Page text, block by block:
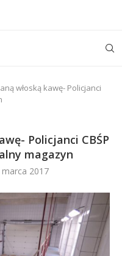
włoską kawę- Policjanci
Policjanci CBŚP
magazyn
marca 2017